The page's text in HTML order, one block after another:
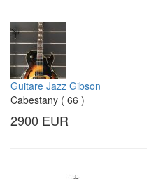
Guitare Jazz Gibson
Cabestany ( 66 )
2900 EUR